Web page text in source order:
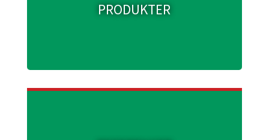
PRODUKTER